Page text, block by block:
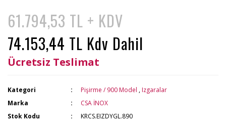
61.794,53 TL + KDV
74.153,44 TL Kdv Dahil
Ücretsiz Teslimat
Kategori Pişirme / 900 Model , Izgaralar
Marka
CSA İNOX
Stok Kodu
KRCS.EIZDYGL.890